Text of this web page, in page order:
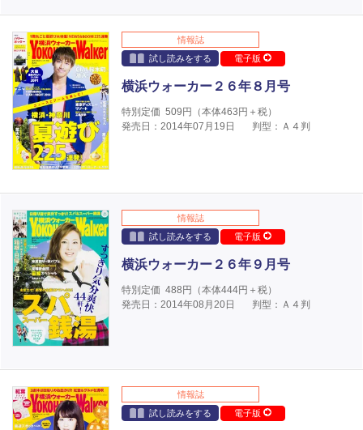
情報誌
試し読みをする
電子版
横浜ウォーカー２６年８月号
特別定価 509円（本体463円＋税）
発売日：2014年07月19日
判型：Ａ４判
情報誌
試し読みをする
電子版
横浜ウォーカー２６年９月号
特別定価 488円（本体444円＋税）
発売日：2014年08月20日
判型：Ａ４判
情報誌
試し読みをする
電子版